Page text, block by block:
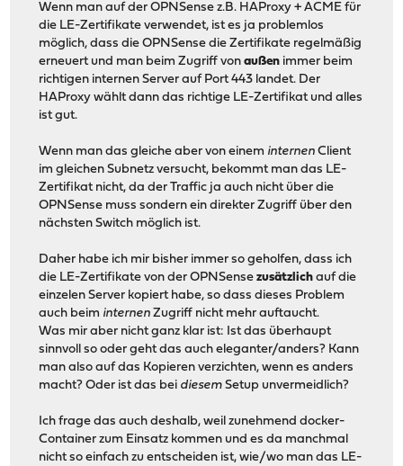
Wenn man auf der OPNSense z.B. HAProxy + ACME für
die LE-Zertifikate verwendet, ist es ja problemlos
möglich, dass die OPNSense die Zertifikate regelmäßig
erneuert und man beim Zugriff vonaußen immer beim
richtigen internen Server auf Port 443 landet. Der
HAProxy wählt dann das richtige LE-Zertifikat und alles
ist gut.
Wenn man das gleiche aber von einem internen Client
im gleichen Subnetz versucht, bekommt man das LE-
Zertifikat nicht, da der Traffic ja auch nicht über die
OPNSense muss sondern ein direkter Zugriff über den
nächsten Switch möglich ist.
Daher habe ich mir bisher immer so geholfen, dass ich
die LE-Zertifikate von der OPNSensezusätzlich auf die
einzelen Server kopiert habe, so dass dieses Problem
auch beim internen Zugriff nicht mehr auftaucht.
Was mir aber nicht ganz klar ist: Ist das überhaupt
sinnvoll so oder geht das auch eleganter/anders? Kann
man also auf das Kopieren verzichten, wenn es anders
macht? Oder ist das bei diesem Setup unvermeidlich?
Ich frage das auch deshalb, weil zunehmend docker-
Container zum Einsatz kommen und es da manchmal
nicht so einfach zu entscheiden ist, wie/wo man das LE-